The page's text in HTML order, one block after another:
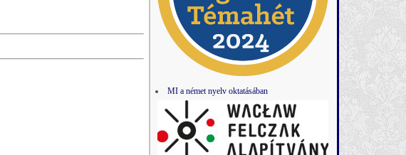
MI a német nyelv oktatásában